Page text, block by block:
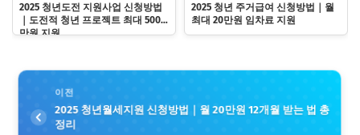
2025 청년도전 지원사업 신청방법
｜도전적 청년 프로젝트 최대 500
만원 지원
2025 청년 주거급여 신청방법｜월
최대 20만원 임차료 지원
이전
2025 청년월세지원 신청방법｜월 20만원 12개월 받는 법 총
정리